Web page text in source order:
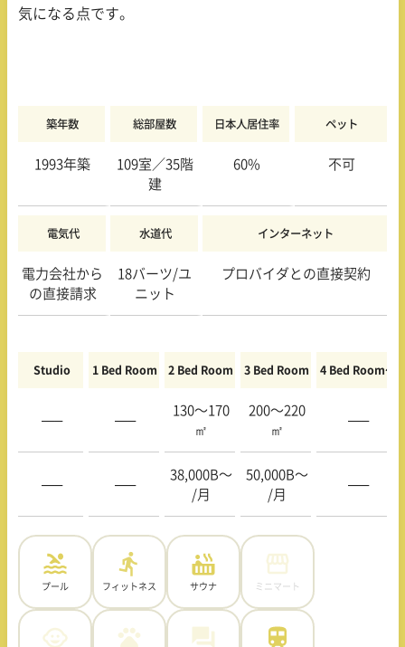
気になる点です。
築年数 総部屋数 日本人居住率 ペット
1993年築
109室／35階
建
60% 不可
電気代 水道代 インターネット
電力会社から
の直接請求
18バーツ/ユ
ニット
プロバイダとの直接契約
Studio 1 Bed Room 2 Bed Room 3 Bed Room 4 Bed Room〜
—– —–
130〜170
㎡
200〜220
㎡
—–
—– —–
38,000B〜
/月
50,000B〜
/月
—–
プール フィットネス サウナ ミニマート